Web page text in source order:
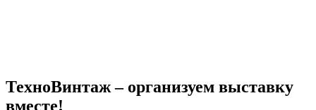
ТехноВинтаж – организуем выставку
вместе!